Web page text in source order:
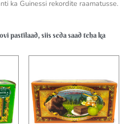
ka Guinessi rekordite raamatusse.
pastilaad, siis seda saad teha ka